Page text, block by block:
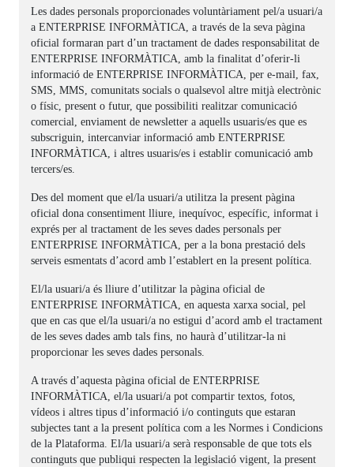
Les dades personals proporcionades voluntàriament pel/a usuari/a
a ENTERPRISE INFORMÀTICA, a través de la seva pàgina
oficial formaran part d’un tractament de dades responsabilitat de
ENTERPRISE INFORMÀTICA, amb la finalitat d’oferir-li
informació de ENTERPRISE INFORMÀTICA, per e-mail, fax,
SMS, MMS, comunitats socials o qualsevol altre mitjà electrònic
o físic, present o futur, que possibiliti realitzar comunicació
comercial, enviament de newsletter a aquells usuaris/es que es
subscriguin, intercanviar informació amb ENTERPRISE
INFORMÀTICA, i altres usuaris/es i establir comunicació amb
tercers/es.
Des del moment que el/la usuari/a utilitza la present pàgina
oficial dona consentiment lliure, inequívoc, específic, informat i
exprés per al tractament de les seves dades personals per
ENTERPRISE INFORMÀTICA, per a la bona prestació dels
serveis esmentats d’acord amb l’establert en la present política.
El/la usuari/a és lliure d’utilitzar la pàgina oficial de
ENTERPRISE INFORMÀTICA, en aquesta xarxa social, pel
que en cas que el/la usuari/a no estigui d’acord amb el tractament
de les seves dades amb tals fins, no haurà d’utilitzar-la ni
proporcionar les seves dades personals.
A través d’aquesta pàgina oficial de ENTERPRISE
INFORMÀTICA, el/la usuari/a pot compartir textos, fotos,
vídeos i altres tipus d’informació i/o continguts que estaran
subjectes tant a la present política com a les Normes i Condicions
de la Plataforma. El/la usuari/a serà responsable de que tots els
continguts que publiqui respecten la legislació vigent, la present